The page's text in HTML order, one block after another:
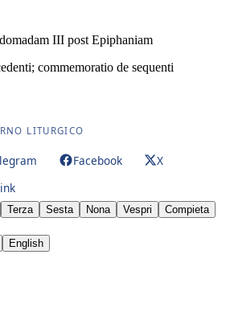
III post Epiphaniam
commemoratio de sequenti
LITURGICO
Facebook
X
Terza Sesta Nona Vespri
Compieta
English